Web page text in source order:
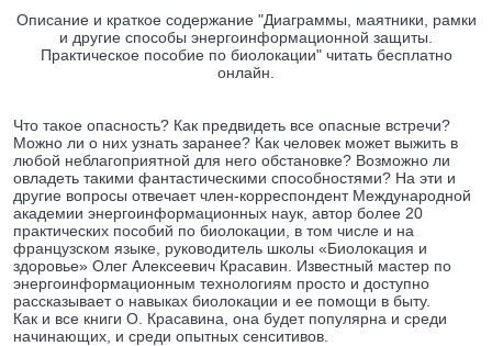
Описание и краткое содержание "Диаграммы, маятники, рамки
и другие способы энергоинформационной защиты.
Практическое пособие по биолокации" читать бесплатно
онлайн.
Что такое опасность? Как предвидеть все опасные встречи?
Можно ли о них узнать заранее? Как человек может выжить в
любой неблагоприятной для него обстановке? Возможно ли
овладеть такими фантастическими способностями? На эти и
другие вопросы отвечает член-корреспондент Международной
академии энергоинформационных наук, автор более 20
практических пособий по биолокации, в том числе и на
французском языке, руководитель школы «Биолокация и
здоровье» Олег Алексеевич Красавин. Известный мастер по
энергоинформационным технологиям просто и доступно
рассказывает о навыках биолокации и ее помощи в быту.
Как и все книги О. Красавина, она будет популярна и среди
начинающих, и среди опытных сенситивов.